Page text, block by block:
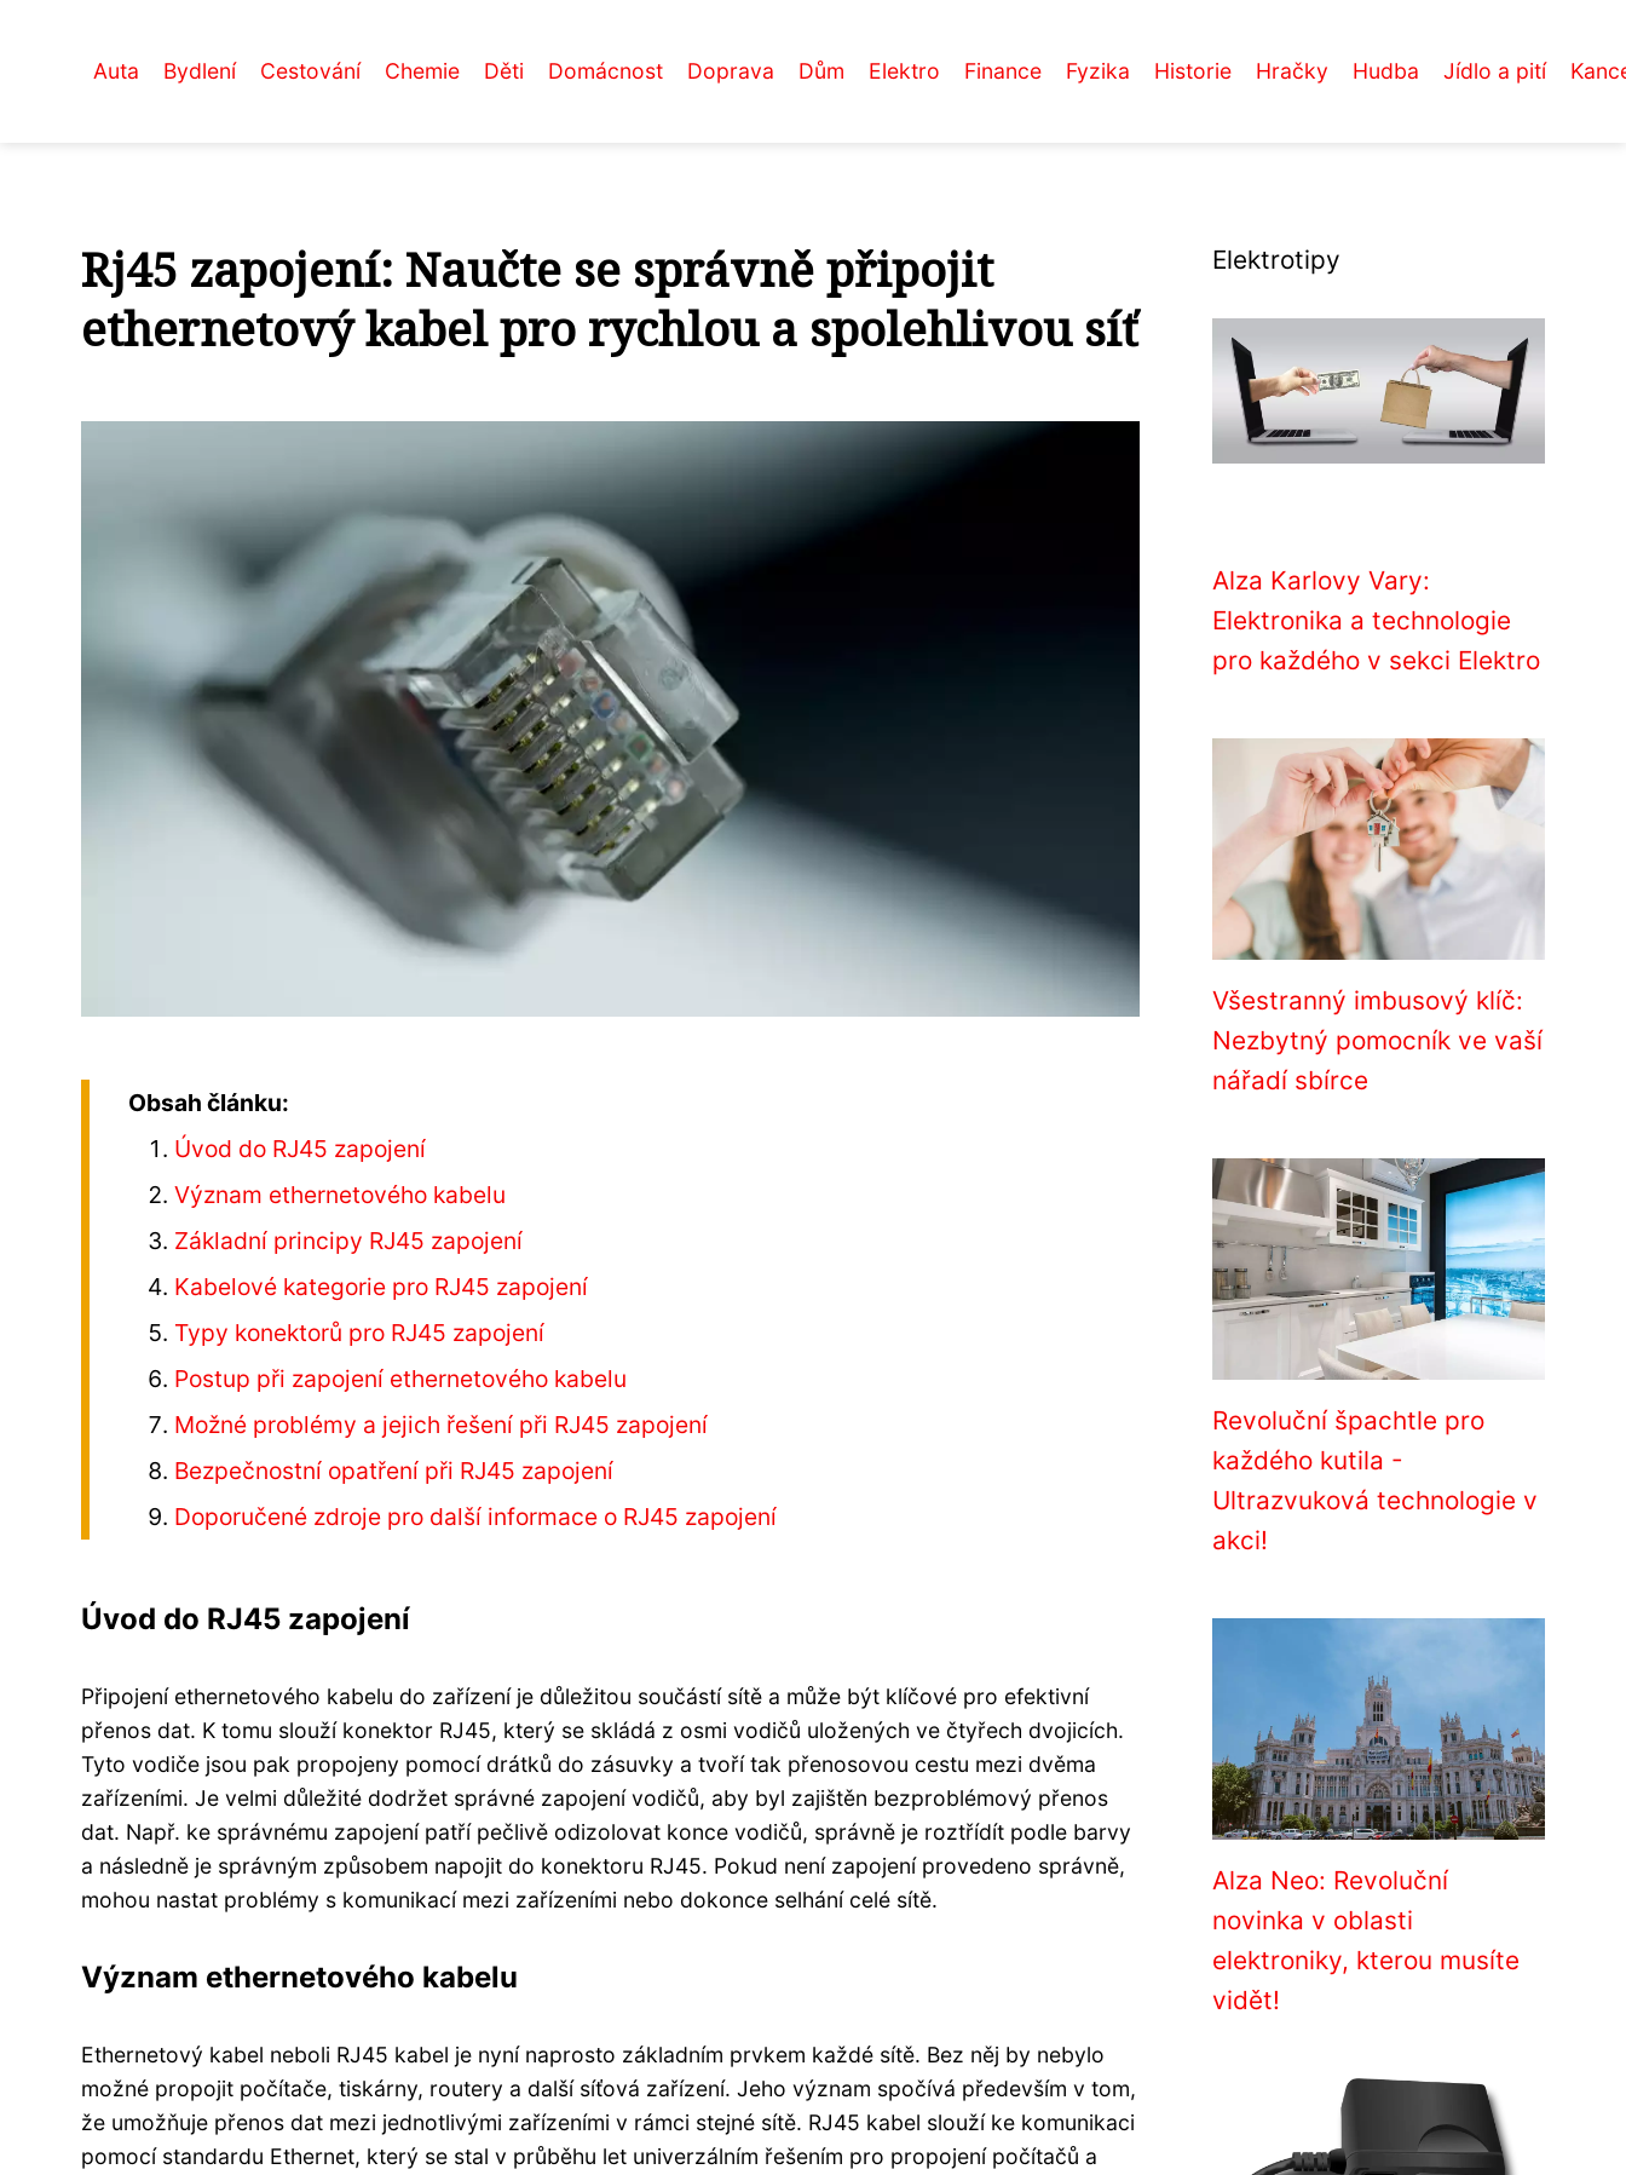
Auta Bydlení Cestování Chemie Děti Domácnost Doprava Dům Elektro Finance Fyzika Historie Hračky Hudba Jídlo a pití
Rj45 zapojení: Naučte se správně připojit
ethernetový kabel pro rychlou a spolehlivou síť
Obsah článku:
Úvod do RJ45 zapojení
Význam ethernetového kabelu
Základní principy RJ45 zapojení
Kabelové kategorie pro RJ45 zapojení
Typy konektorů pro RJ45 zapojení
Postup při zapojení ethernetového kabelu
Možné problémy a jejich řešení při RJ45 zapojení
Bezpečnostní opatření při RJ45 zapojení
Doporučené zdroje pro další informace o RJ45 zapojení
Úvod do RJ45 zapojení
Připojení ethernetového kabelu do zařízení je důležitou součástí sítě a může být klíčové pro efektivní
přenos dat. K tomu slouží konektor RJ45, který se skládá z osmi vodičů uložených ve čtyřech dvojicích.
Tyto vodiče jsou pak propojeny pomocí drátků do zásuvky a tvoří tak přenosovou cestu mezi dvěma
zařízeními. Je velmi důležité dodržet správné zapojení vodičů, aby byl zajištěn bezproblémový přenos
dat. Např. ke správnému zapojení patří pečlivě odizolovat konce vodičů, správně je roztřídít podle barvy
a následně je správným způsobem napojit do konektoru RJ45. Pokud není zapojení provedeno správně,
mohou nastat problémy s komunikací mezi zařízeními nebo dokonce selhání celé sítě.
Význam ethernetového kabelu
Ethernetový kabel neboli RJ45 kabel je nyní naprosto základním prvkem každé sítě. Bez něj by nebylo
možné propojit počítače, tiskárny, routery a další síťová zařízení. Jeho význam spočívá především v tom,
že umožňuje přenos dat mezi jednotlivými zařízeními v rámci stejné sítě. RJ45 kabel slouží ke komunikaci
pomocí standardu Ethernet, který se stal v průběhu let univerzálním řešením pro propojení počítačů a
Elektrotipy
Alza Karlovy Vary:
Elektronika a technologie
pro každého v sekci Elektro
Všestranný imbusový klíč:
Nezbytný pomocník ve vaší
nářadí sbírce
Revoluční špachtle pro
každého kutila -
Ultrazvuková technologie v
akci!
Alza Neo: Revoluční
novinka v oblasti
elektroniky, kterou musíte
vidět!